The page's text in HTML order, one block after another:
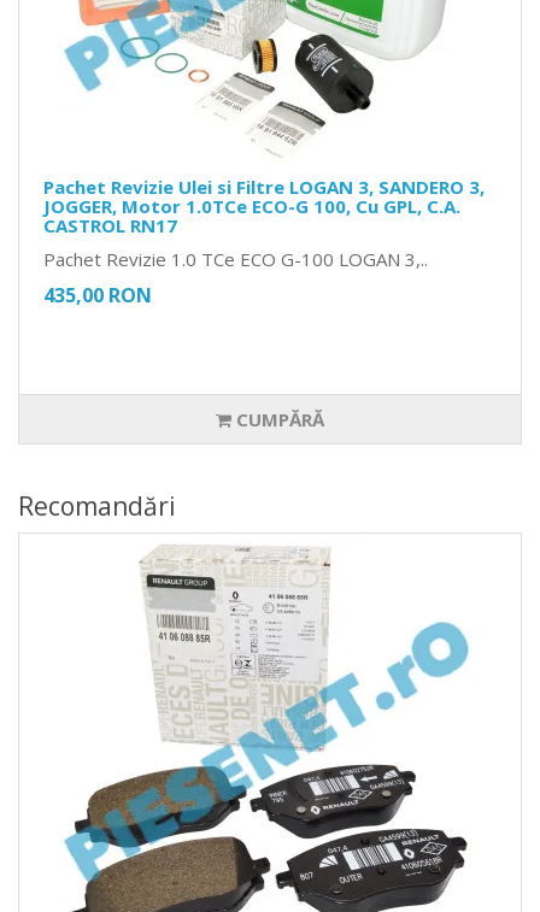
Pachet Revizie Ulei si Filtre LOGAN 3, SANDERO 3,
JOGGER, Motor 1.0TCe ECO-G 100, Cu GPL, C.A.
CASTROL RN17
Pachet Revizie 1.0 TCe ECO G-100 LOGAN 3,..
435,00 RON
CUMPĂRĂ
Recomandări